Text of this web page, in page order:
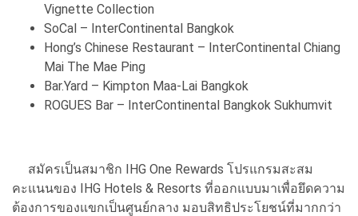
Vignette Collection
SoCal – InterContinental Bangkok
Hong’s Chinese Restaurant – InterContinental Chiang
Mai The Mae Ping
Bar.Yard – Kimpton Maa-Lai Bangkok
ROGUES Bar – InterContinental Bangkok Sukhumvit
สมัครเป็นสมาชิก IHG One Rewards โปรแกรมสะสม
คะแนนของ IHG Hotels & Resorts ที่ออกแบบมาเพื่อยึดความ
ต้องการของแขกเป็นศูนย์กลาง มอบสิทธิประโยชน์ที่มากกว่า